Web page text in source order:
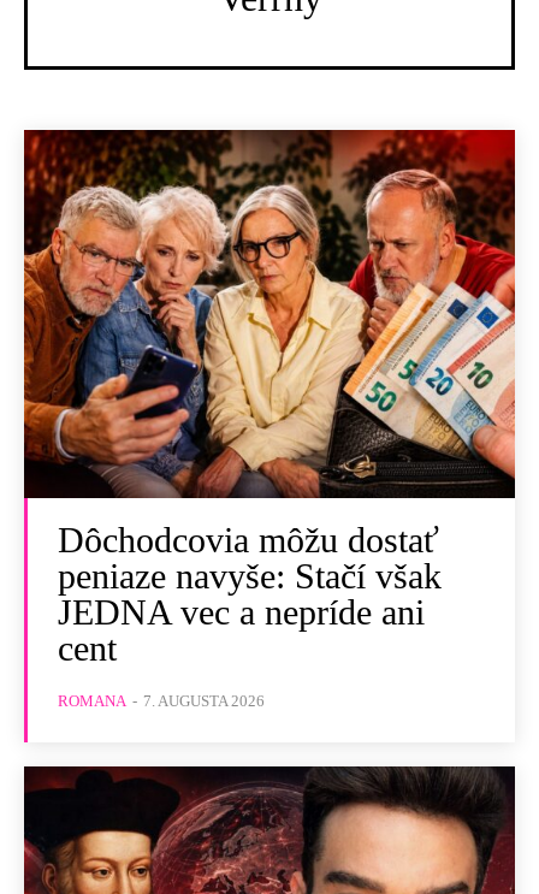
Dôchodcovia môžu dostať
peniaze navyše: Stačí však
JEDNA vec a nepríde ani
cent
ROMANA - 7. AUGUSTA 2026